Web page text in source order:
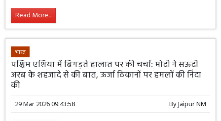
Read More...
भारत
पश्चिम एशिया में बिगड़ते हालात पर की चर्चा: मोदी ने सऊदी
अरब के शहजादे से की बात, ऊर्जा ठिकानों पर हमलों की निंदा
की
29 Mar 2026 09:43:58 ByJaipur NM